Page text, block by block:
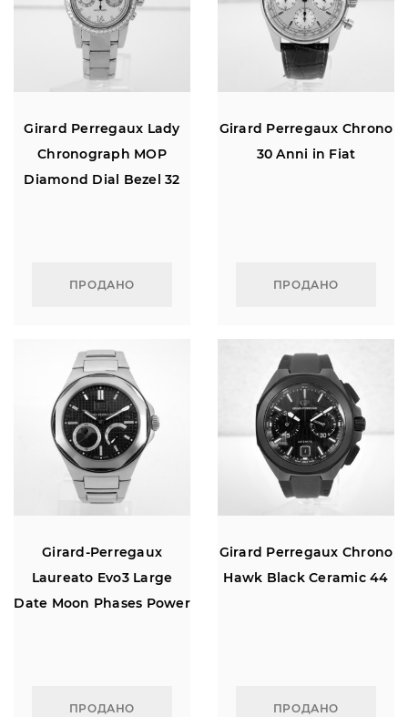
Girard Perregaux Lady
Chronograph MOP
Diamond Dial Bezel 32
ПРОДАНО
Girard Perregaux Chrono
30 Anni in Fiat
ПРОДАНО
Girard-Perregaux
Laureato Evo3 Large
Date Moon Phases Power
ПРОДАНО
Girard Perregaux Chrono
Hawk Black Ceramic 44
ПРОДАНО